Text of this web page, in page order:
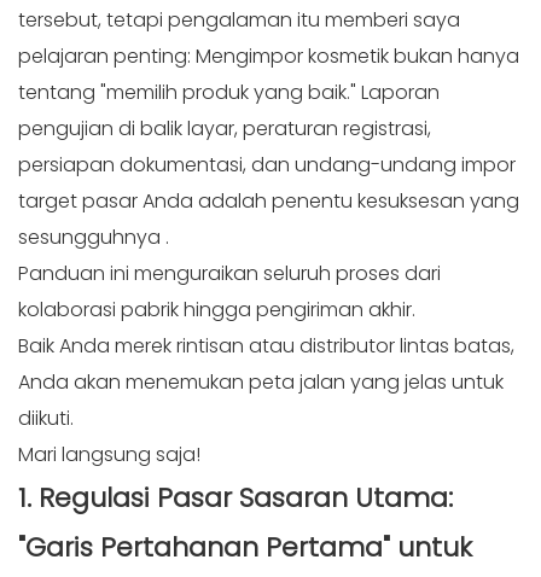
tersebut, tetapi pengalaman itu memberi saya
pelajaran penting: Mengimpor kosmetik bukan hanya
tentang "memilih produk yang baik." Laporan
pengujian di balik layar, peraturan registrasi,
persiapan dokumentasi, dan undang-undang impor
target pasar Anda adalah penentu kesuksesan yang
sesungguhnya .
Panduan ini menguraikan seluruh proses dari
kolaborasi pabrik hingga pengiriman akhir.
Baik Anda merek rintisan atau distributor lintas batas,
Anda akan menemukan peta jalan yang jelas untuk
diikuti.
Mari langsung saja!
1. Regulasi Pasar Sasaran Utama:
"Garis Pertahanan Pertama" untuk